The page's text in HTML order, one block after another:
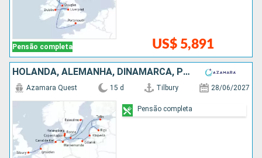
Pensão completa US$ 5,891
HOLANDA, ALEMANHA, DINAMARCA, POLÓNIA, LETÔNIA, ESTÃNIA, SUÃCIA
Azamara Quest 15 d Tilbury 28/06/2027
Pensão completa